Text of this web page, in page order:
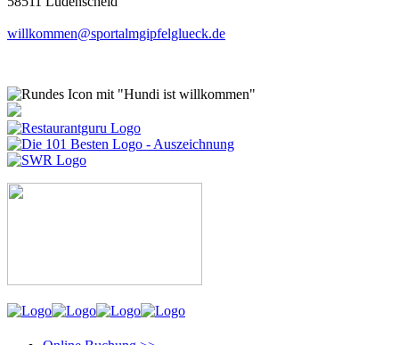
willkommen@sportalmgipfelglueck.de